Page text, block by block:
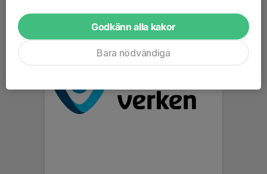
Godkänn alla kakor
Bara nödvändiga